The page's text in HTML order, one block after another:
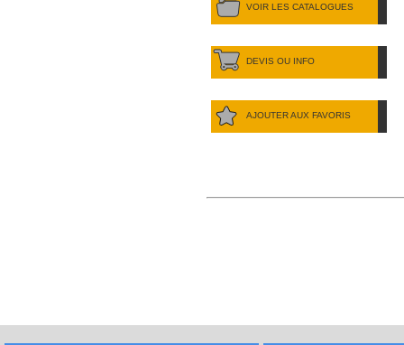
VOIR LES CATALOGUES
DEVIS OU INFO
AJOUTER AUX FAVORIS